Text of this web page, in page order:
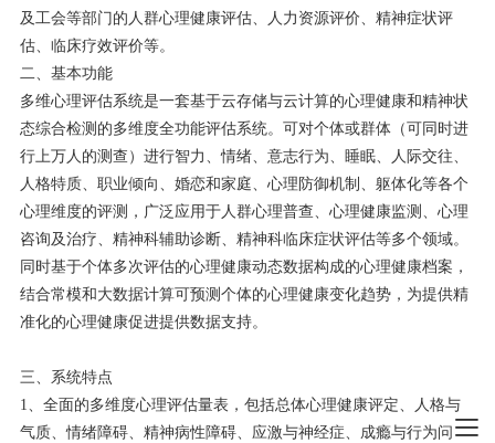
及工会等部门的人群心理健康评估、人力资源评价、精神症状评
估、临床疗效评价等。
二、基本功能
多维心理评估系统是一套基于云存储与云计算的心理健康和精神状
态综合检测的多维度全功能评估系统。可对个体或群体（可同时进
行上万人的测查）进行智力、情绪、意志行为、睡眠、人际交往、
人格特质、职业倾向、婚恋和家庭、心理防御机制、躯体化等各个
心理维度的评测，广泛应用于人群心理普查、心理健康监测、心理
咨询及治疗、精神科辅助诊断、精神科临床症状评估等多个领域。
同时基于个体多次评估的心理健康动态数据构成的心理健康档案，
结合常模和大数据计算可预测个体的心理健康变化趋势，为提供精
准化的心理健康促进提供数据支持。
三、系统特点
1、全面的多维度心理评估量表，包括总体心理健康评定、人格与
气质、情绪障碍、精神病性障碍、应激与神经症、成瘾与行为问